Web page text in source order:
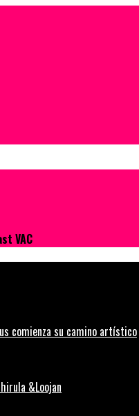
VAC
comienza su camino artístico
&Loojan